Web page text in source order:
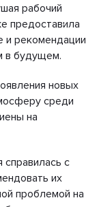
рабочий
предоставила
и рекомендации
в будущем.
новых
среди
на
с
их
проблемой на